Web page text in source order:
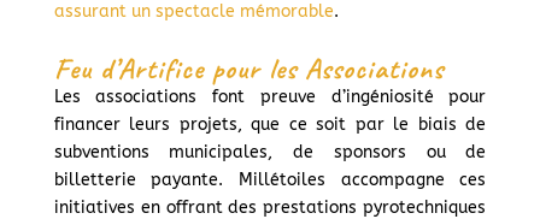
assurant un spectacle mémorable.
Feu d’Artifice pour les Associations
Les associations font preuve d’ingéniosité pour
financer leurs projets, que ce soit par le biais de
subventions municipales, de sponsors ou de
billetterie payante. Millétoiles accompagne ces
initiatives en offrant des prestations pyrotechniques